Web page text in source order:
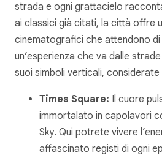
strada e ogni grattacielo
ai classici già citati, la città offre
cinematografici che attendono
un’esperienza che va dalle
suoi simboli verticali,
Times Square: Il cuore
immortalato in capolavori
Sky. Qui potrete vivere
affascinato registi di ogni